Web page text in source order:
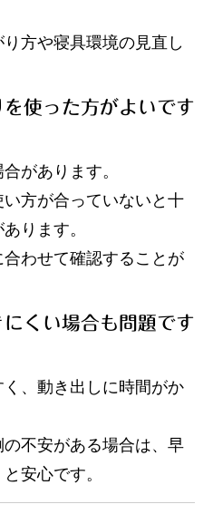
方や寝具環境の見直し
使った方がよいです
があります。
方が合っていないと十
ります。
わせて確認することが
くい場合も問題です
、動き出しに時間がか
不安がある場合は、早
安心です。